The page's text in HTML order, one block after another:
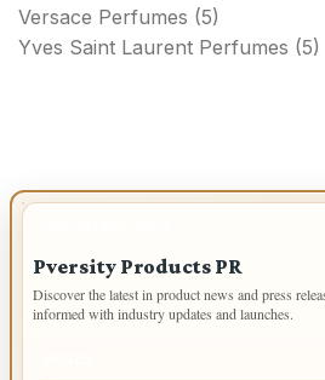
Versace Perfumes (5)
Yves Saint Laurent Perfumes (5)
Pversity Products PR
Discover the latest in product news and press
informed with industry updates and launches.